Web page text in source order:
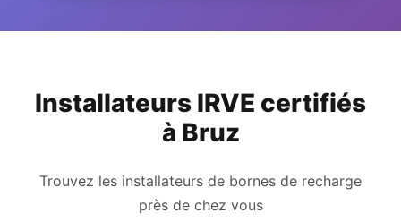
Installateurs IRVE certifiés
à Bruz
Trouvez les installateurs de bornes de recharge
près de chez vous